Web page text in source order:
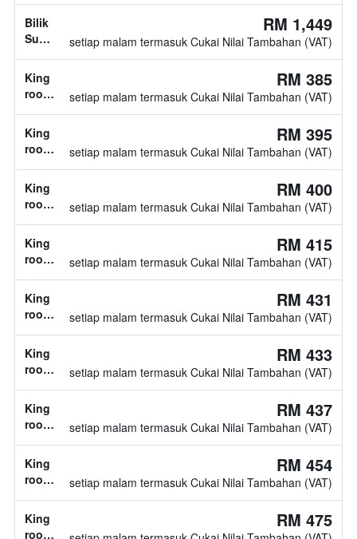
katil
tidak
diketahui
Bilik
Superior,
katil
king
RM 1,449
setiap malam termasuk Cukai Nilai Tambahan (VAT)
King
room,
katil
king
RM 385
setiap malam termasuk Cukai Nilai Tambahan (VAT)
King
room,
katil
king
RM 395
setiap malam termasuk Cukai Nilai Tambahan (VAT)
King
room,
katil
king
RM 400
setiap malam termasuk Cukai Nilai Tambahan (VAT)
King
room,
katil
king
RM 415
setiap malam termasuk Cukai Nilai Tambahan (VAT)
King
room,
katil
king
RM 431
setiap malam termasuk Cukai Nilai Tambahan (VAT)
King
room,
katil
king
RM 433
setiap malam termasuk Cukai Nilai Tambahan (VAT)
King
room,
katil
king
RM 437
setiap malam termasuk Cukai Nilai Tambahan (VAT)
King
room,
katil
king
RM 454
setiap malam termasuk Cukai Nilai Tambahan (VAT)
King
room,
RM 475